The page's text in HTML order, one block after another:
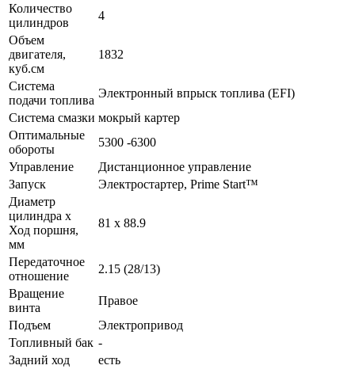
Количество
цилиндров
4
Объем
двигателя,
куб.см
1832
Система
подачи топлива
Электронный впрыск топлива (EFI)
Система смазки мокрый картер
Оптимальные
обороты
5300 -6300
Управление
Дистанционное управление
Запуск
Электростартер, Prime Start™
Диаметр
цилиндра х
Ход поршня,
мм
81 х 88.9
Передаточное
отношение
2.15 (28/13)
Вращение
винта
Правое
Подъем
Электропривод
Топливный бак -
Задний ход
есть